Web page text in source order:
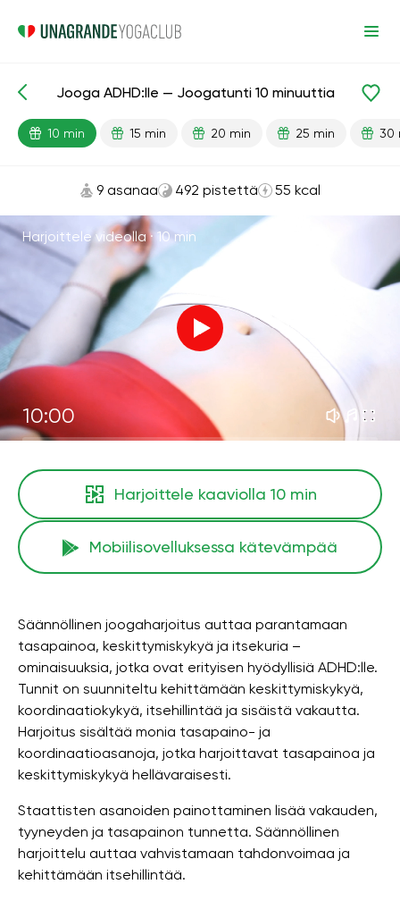
Valmiit oppitunnit Stressiä lievittävä
Jooga ADHD:lle — Joogatunti 10 minuuttia
10 min 15 min 20 min 25 min 30
9 asanaa 492 pistettä 55 kcal
Harjoittele videolla · 10 min
10:00
Harjoittele kaaviolla 10 min
Mobiilisovelluksessa kätevämpää
Säännöllinen joogaharjoitus auttaa parantamaan
tasapainoa, keskittymiskykyä ja itsekuria –
ominaisuuksia, jotka ovat erityisen hyödyllisiä ADHD:lle.
Tunnit on suunniteltu kehittämään keskittymiskykyä,
koordinaatiokykyä, itsehillintää ja sisäistä vakautta.
Harjoitus sisältää monia tasapaino- ja
koordinaatioasanoja, jotka harjoittavat tasapainoa ja
keskittymiskykyä hellävaraisesti.
Staattisten asanoiden painottaminen lisää vakauden,
tyyneyden ja tasapainon tunnetta. Säännöllinen
harjoittelu auttaa vahvistamaan tahdonvoimaa ja
kehittämään itsehillintää.